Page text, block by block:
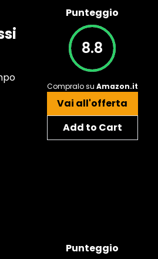
Punteggio
8.8
Compralo su Amazon.it
Vai all'offerta
Add to Cart
Punteggio